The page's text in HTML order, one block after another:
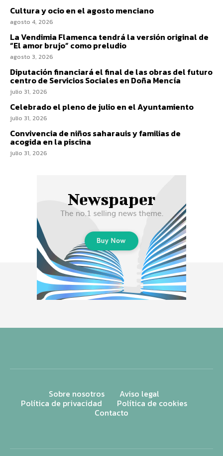
Cultura y ocio en el agosto menciano
agosto 4, 2026
La Vendimia Flamenca tendrá la versión original de
“El amor brujo” como preludio
agosto 3, 2026
Diputación financiará el final de las obras del futuro
centro de Servicios Sociales en Doña Mencía
julio 31, 2026
Celebrado el pleno de julio en el Ayuntamiento
julio 31, 2026
Convivencia de niños saharauis y familias de
acogida en la piscina
julio 31, 2026
Sobre nosotros Aviso legal
Política de privacidad Política de cookies
Contacto